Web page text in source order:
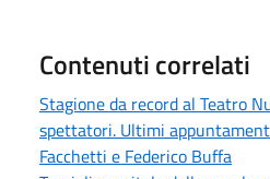
Contenuti correlati
Stagione da record al Teatro
spettatori. Ultimi
Facchetti e Federico Buffa